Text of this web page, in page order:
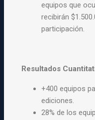
equipos que
recibirán
participación.
Resultados
+400 equipos
ediciones.
28% de los